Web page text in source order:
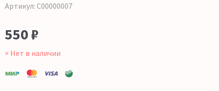
Артикул: С00000007
550 ₽
× Нет в наличии